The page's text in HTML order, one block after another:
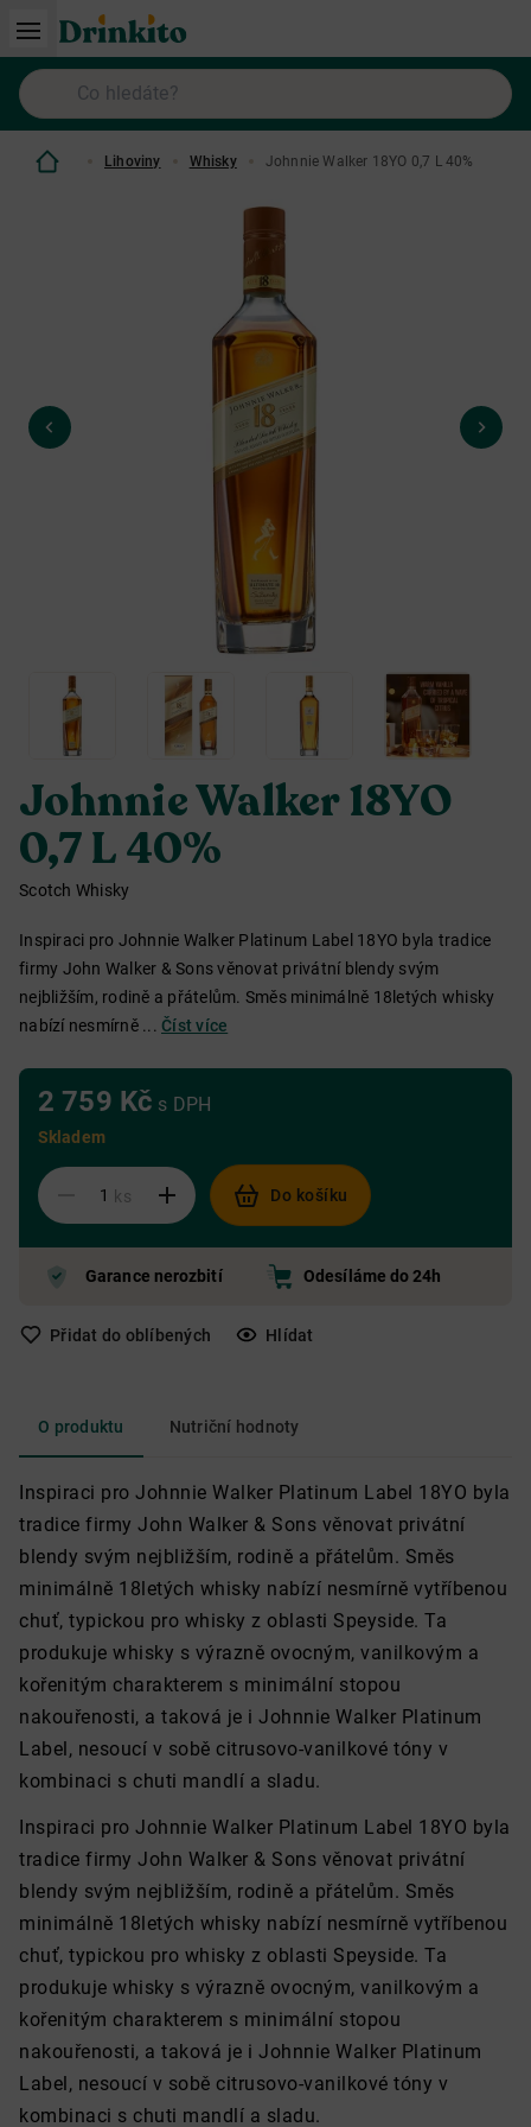
Lihoviny Whisky Johnnie Walker 18YO 0,7 L 40%
Johnnie Walker 18YO
0,7 L 40%
Scotch Whisky
Inspiraci pro Johnnie Walker Platinum Label 18YO byla tradice
firmy John Walker & Sons věnovat privátní blendy svým
nejbližším, rodině a přátelům. Směs minimálně 18letých whisky
nabízí nesmírně ... Číst více
2 759 Kč s DPH
Skladem
ks Do košíku
Garance nerozbití Odesíláme do 24h
Přidat do oblíbených Hlídat
O produktu Nutriční hodnoty
Inspiraci pro Johnnie Walker Platinum Label 18YO byla
tradice firmy John Walker & Sons věnovat privátní
blendy svým nejbližším, rodině a přátelům. Směs
minimálně 18letých whisky nabízí nesmírně vytříbenou
chuť, typickou pro whisky z oblasti Speyside. Ta
produkuje whisky s výrazně ovocným, vanilkovým a
kořenitým charakterem s minimální stopou
nakouřenosti, a taková je i Johnnie Walker Platinum
Label, nesoucí v sobě citrusovo-vanilkové tóny v
kombinaci s chuti mandlí a sladu.
Inspiraci pro Johnnie Walker Platinum Label 18YO byla
tradice firmy John Walker & Sons věnovat privátní
blendy svým nejbližším, rodině a přátelům. Směs
minimálně 18letých whisky nabízí nesmírně vytříbenou
chuť, typickou pro whisky z oblasti Speyside. Ta
produkuje whisky s výrazně ovocným, vanilkovým a
kořenitým charakterem s minimální stopou
nakouřenosti, a taková je i Johnnie Walker Platinum
Label, nesoucí v sobě citrusovo-vanilkové tóny v
kombinaci s chuti mandlí a sladu.